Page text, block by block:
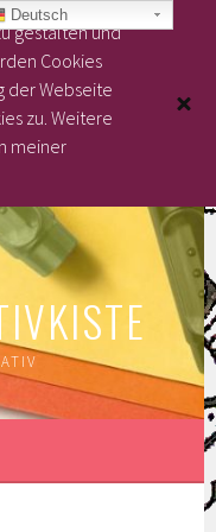
Deutsch
gestalten und
Cookies
der Webseite
zu. Weitere
meiner